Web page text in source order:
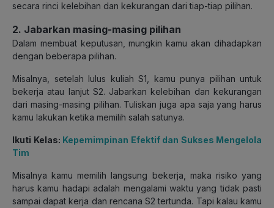
secara rinci kelebihan dan kekurangan dari tiap-tiap pilihan.
2. Jabarkan masing-masing pilihan
Dalam membuat keputusan, mungkin kamu akan dihadapkan
dengan beberapa pilihan.
Misalnya, setelah lulus kuliah S1, kamu punya pilihan untuk
bekerja atau lanjut S2. Jabarkan kelebihan dan kekurangan
dari masing-masing pilihan. Tuliskan juga apa saja yang harus
kamu lakukan ketika memilih salah satunya.
Ikuti Kelas: Kepemimpinan Efektif dan Sukses Mengelola
Tim
Misalnya kamu memilih langsung bekerja, maka risiko yang
harus kamu hadapi adalah mengalami waktu yang tidak pasti
sampai dapat kerja dan rencana S2 tertunda. Tapi kalau kamu